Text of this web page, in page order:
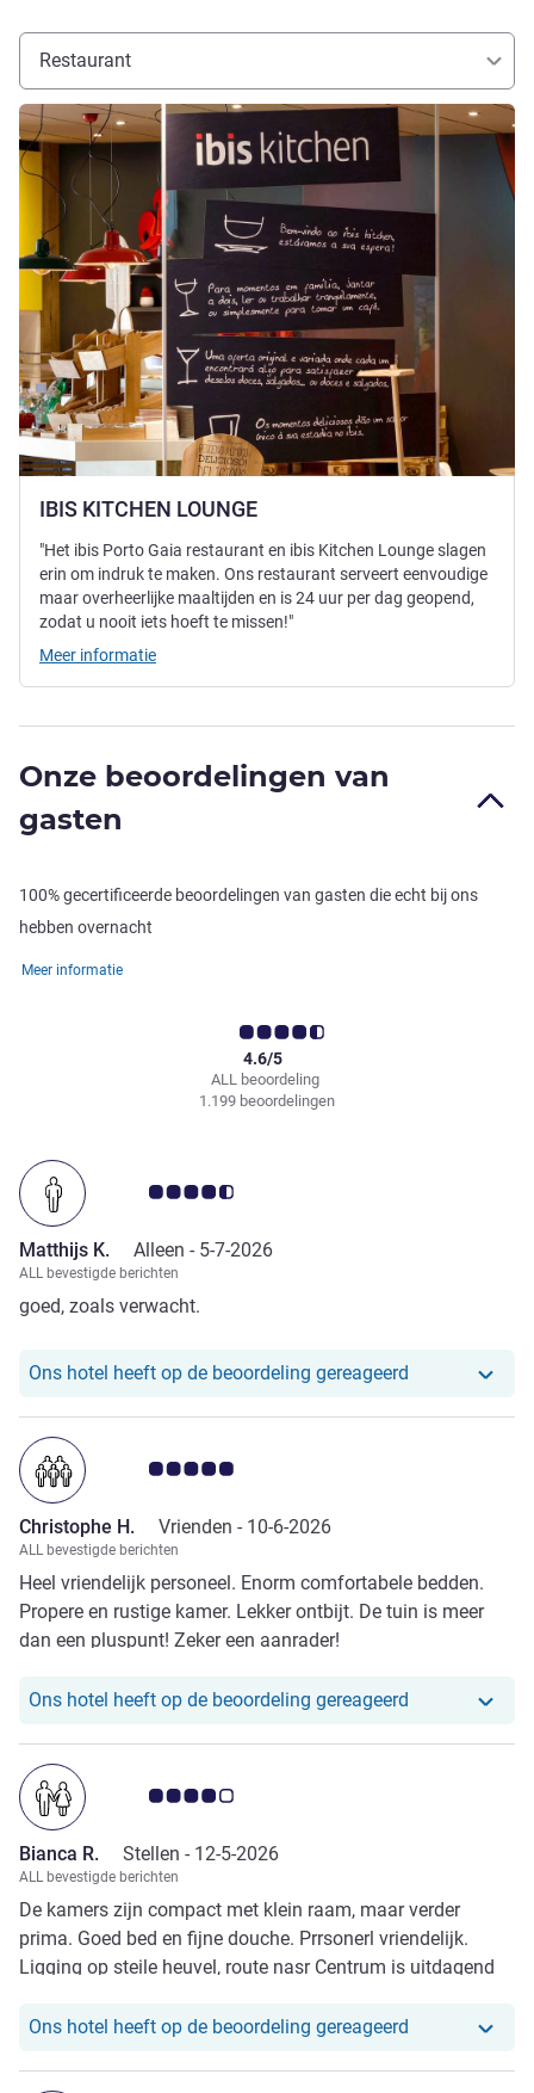
Restaurant
IBIS KITCHEN LOUNGE
Meer informatie
"Het ibis Porto Gaia restaurant en ibis Kitchen Lounge slagen
erin om indruk te maken. Ons restaurant serveert eenvoudige
maar overheerlijke maaltijden en is 24 uur per dag geopend,
zodat u nooit iets hoeft te missen!"
Meer informatie
Onze beoordelingen van
gasten
100% gecertificeerde beoordelingen van gasten die echt bij ons
hebben overnacht
Meer informatie
ALL beoordeling
4.6/5
1.199 beoordelingen
Avis-klantbeoordeling 4.5/5
Matthijs K. Alleen - 5-7-2026
ALL bevestigde berichten
goed, zoals verwacht.
Ons hotel heeft op de beoordeling gereageerd Ons hotel
Avis-klantbeoordeling 5.0/5
Christophe H. Vrienden - 10-6-2026
ALL bevestigde berichten
Heel vriendelijk personeel. Enorm comfortabele bedden.
Propere en rustige kamer. Lekker ontbijt. De tuin is meer
dan een pluspunt! Zeker een aanrader!
Ons hotel heeft op de beoordeling gereageerd Ons hotel
Avis-klantbeoordeling 4.0/5
Bianca R. Stellen - 12-5-2026
ALL bevestigde berichten
De kamers zijn compact met klein raam, maar verder
prima. Goed bed en fijne douche. Prrsonerl vriendelijk.
Ligging op steile heuvel, route nasr Centrum is uitdagend
Ons hotel heeft op de beoordeling gereageerd Ons hotel